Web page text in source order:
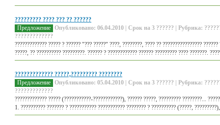
????????? ???? ??? ?? ??????
Предложение Опубликовано: 06.04.2010 | Срок на 3 ?????? | Рубрика:
?????????????
????????????? ????? ? ?????? "??? ?????" ????, ????????, ???? ?? ????????????????
?????, ?? ?????????? ?????????. ?????? ? ???????????? ?????? ????????? ???? ???????.
????????????? ?????,????????? ????????
Предложение Опубликовано: 05.04.2010 | Срок на 3 ?????? | Рубрика:
?????????????
????????????? ????? (???????????-????????????), ?????? ?????, ????????? ????????...
1. ?????????? ??????? ? ??????????? ??????????? ???????? ? ?????????? (?????,